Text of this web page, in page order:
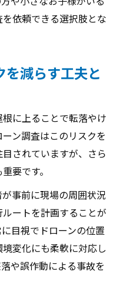
依頼できる選択肢とな
減らす工夫と
に上ることで転落やけ
ン調査はこのリスクを
されていますが、さら
要です。
事前に現場の周囲状況
ートを計画することが
目視でドローンの位置
変化にも柔軟に対応し
や誤作動による事故を